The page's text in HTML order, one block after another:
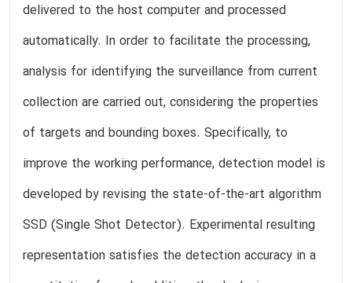
delivered to the host computer and processed
automatically. In order to facilitate the processing,
analysis for identifying the surveillance from current
collection are carried out, considering the properties
of targets and bounding boxes. Specifically, to
improve the working performance, detection model is
developed by revising the state-of-the-art algorithm
SSD (Single Shot Detector). Experimental resulting
representation satisfies the detection accuracy in a